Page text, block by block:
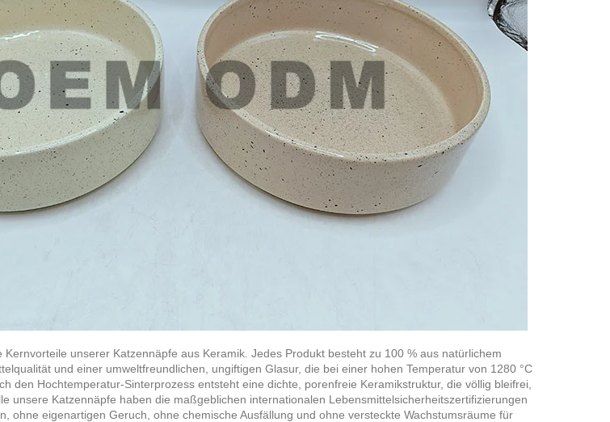
Kernvorteile unserer Katzennäpfe aus Keramik. Jedes Produkt besteht zu 100 % aus natürlichem
und einer umweltfreundlichen, ungiftigen Glasur, die bei einer hohen Temperatur von 1280 °C
den Hochtemperatur-Sinterprozess entsteht eine dichte, porenfreie Keramikstruktur, die völlig bleifrei,
unsere Katzennäpfe haben die maßgeblichen internationalen Lebensmittelsicherheitszertifizierungen
ohne eigenartigen Geruch, ohne chemische Ausfällung und ohne versteckte Wachstumsräume für